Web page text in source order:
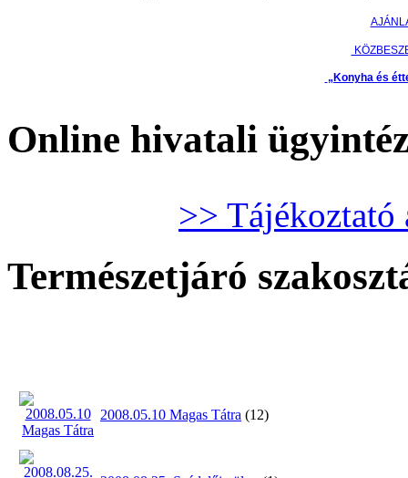
„Konyha és
Online hivatali
>> Tájékoztató
Természetjáró
2008.05.10 Magas Tátra (12)